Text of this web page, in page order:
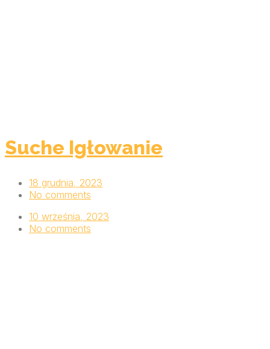
Suche Igłowanie
18 grudnia, 2023
No comments
10 września, 2023
No comments